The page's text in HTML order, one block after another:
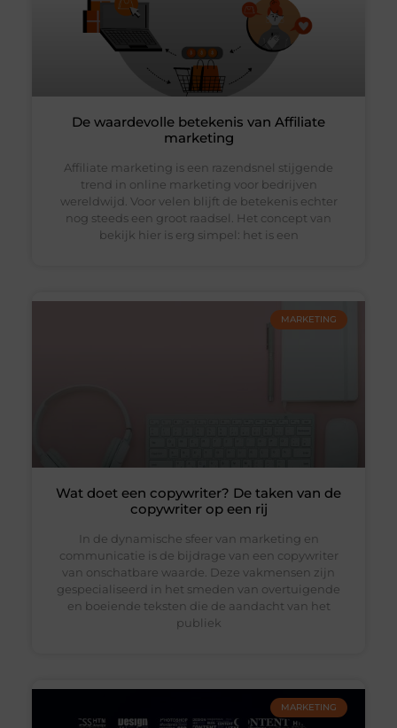
De waardevolle betekenis van Affiliate
marketing
Affiliate marketing is een razendsnel stijgende
trend in online marketing voor bedrijven
wereldwijd. Voor velen blijft de betekenis echter
nog steeds een groot raadsel. Het concept van
bekijk hier is erg simpel: het is een
MARKETING
Wat doet een copywriter? De taken van de
copywriter op een rij
In de dynamische sfeer van marketing en
communicatie is de bijdrage van een copywriter
van onschatbare waarde. Deze vakmensen zijn
gespecialiseerd in het smeden van overtuigende
en boeiende teksten die de aandacht van het
publiek
MARKETING